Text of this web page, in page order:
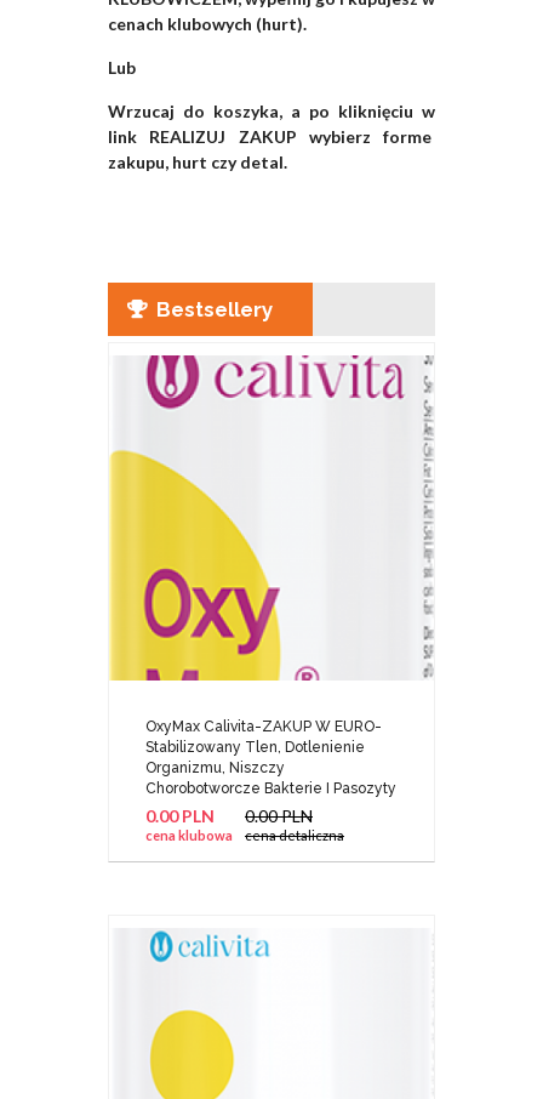
cenach klubowych (hurt).
Lub
Wrzucaj do koszyka, a po kliknięciu w
link REALIZUJ ZAKUP wybierz forme
zakupu, hurt czy detal.
Bestsellery
OxyMax Calivita-ZAKUP W EURO-
Stabilizowany Tlen, Dotlenienie
Organizmu, Niszczy
Chorobotworcze Bakterie I Pasozyty
0.00 PLN
cena klubowa
0.00 PLN
cena detaliczna